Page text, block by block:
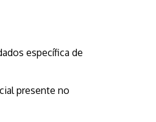
específica de
presente no